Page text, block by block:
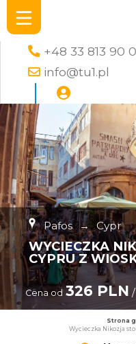
+48 33 813 90
info@tu1.pl
Pafos → Cypr
WYCIECZKA
CYPRU Z
Cena od 326 PLN
Strona
Wycieczka Nikozja